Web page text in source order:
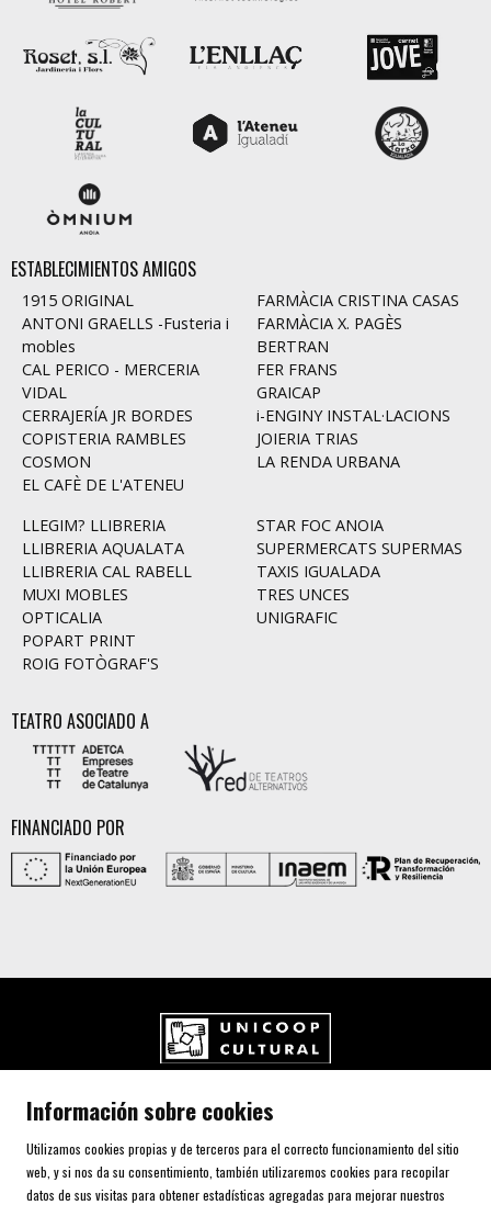
ESTABLECIMIENTOS AMIGOS
1915 ORIGINAL
ANTONI GRAELLS -Fusteria i
mobles
CAL PERICO - MERCERIA
VIDAL
CERRAJERÍA JR BORDES
COPISTERIA RAMBLES
COSMON
EL CAFÈ DE L'ATENEU
FARMÀCIA CRISTINA CASAS
FARMÀCIA X. PAGÈS
BERTRAN
FER FRANS
GRAICAP
i-ENGINY INSTAL·LACIONS
JOIERIA TRIAS
LA RENDA URBANA
LLEGIM? LLIBRERIA
LLIBRERIA AQUALATA
LLIBRERIA CAL RABELL
MUXI MOBLES
OPTICALIA
POPART PRINT
ROIG FOTÒGRAF'S
STAR FOC ANOIA
SUPERMERCATS SUPERMAS
TAXIS IGUALADA
TRES UNCES
UNIGRAFIC
TEATRO ASOCIADO A
FINANCIADO POR
Carrer de l'Aurora, 80 (Plaça de Cal Font)
Telf. 93 805 00 75
Información sobre cookies
Utilizamos cookies propias y de terceros para el correcto funcionamiento del sitio
web, y si nos da su consentimiento, también utilizaremos cookies para recopilar
datos de sus visitas para obtener estadísticas agregadas para mejorar nuestros